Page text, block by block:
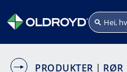
PRODUKTER | RØR